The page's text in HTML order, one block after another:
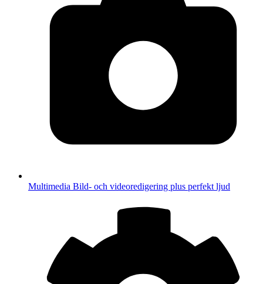
Multimedia Bild- och videoredigering plus perfekt ljud